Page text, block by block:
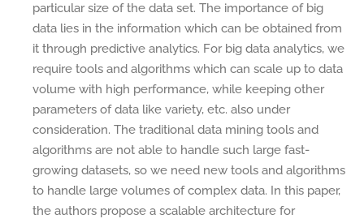
particular size of the data set. The importance of big
data lies in the information which can be obtained from
it through predictive analytics. For big data analytics, we
require tools and algorithms which can scale up to data
volume with high performance, while keeping other
parameters of data like variety, etc. also under
consideration. The traditional data mining tools and
algorithms are not able to handle such large fast-
growing datasets, so we need new tools and algorithms
to handle large volumes of complex data. In this paper,
the authors propose a scalable architecture for